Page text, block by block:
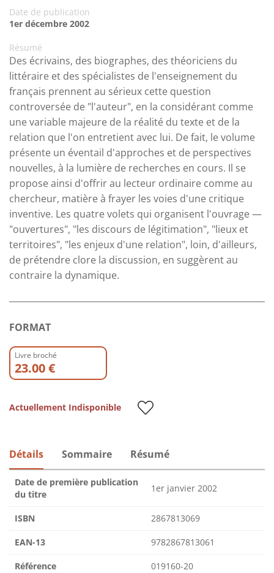
Date de publication
1er décembre 2002
Résumé
Des écrivains, des biographes, des théoriciens du
littéraire et des spécialistes de l'enseignement du
français prennent au sérieux cette question
controversée de "l'auteur", en la considérant comme
une variable majeure de la réalité du texte et de la
relation que l'on entretient avec lui. De fait, le volume
présente un éventail d'approches et de perspectives
nouvelles, à la lumière de recherches en cours. Il se
propose ainsi d'offrir au lecteur ordinaire comme au
chercheur, matière à frayer les voies d'une critique
inventive. Les quatre volets qui organisent l'ouvrage —
"ouvertures", "les discours de légitimation", "lieux et
territoires", "les enjeux d'une relation", loin, d'ailleurs,
de prétendre clore la discussion, en suggèrent au
contraire la dynamique.
FORMAT
Livre broché
23.00 €
Actuellement Indisponible
Détails Sommaire Résumé
Date de première publication
du titre
1er janvier 2002
ISBN 2867813069
EAN-13 9782867813061
Référence 019160-20